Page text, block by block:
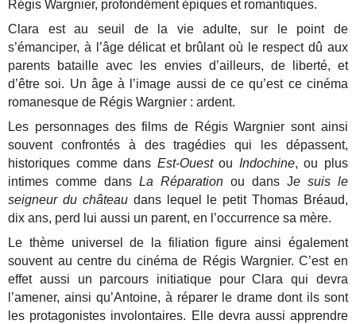
Régis Wargnier, profondément épiques et romantiques.
Clara est au seuil de la vie adulte, sur le point de
s’émanciper, à l’âge délicat et brûlant où le respect dû aux
parents bataille avec les envies d’ailleurs, de liberté, et
d’être soi. Un âge à l’image aussi de ce qu’est ce cinéma
romanesque de Régis Wargnier : ardent.
Les personnages des films de Régis Wargnier sont ainsi
souvent confrontés à des tragédies qui les dépassent,
historiques comme dans Est-Ouestou Indochine, ou plus
intimes comme dansLa Réparation ou dans Je suis le
seigneur du châteaudans lequel le petit Thomas Bréaud,
dix ans, perd lui aussi un parent, en l’occurrence sa mère.
Le thème universel de la filiation figure ainsi également
souvent au centre du cinéma de Régis Wargnier. C’est en
effet aussi un parcours initiatique pour Clara qui devra
l’amener, ainsi qu’Antoine, à réparer le drame dont ils sont
les protagonistes involontaires. Elle devra aussi apprendre